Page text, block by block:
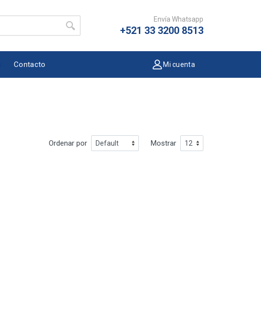
Envía Whatsapp
+521 33 3200 8513
Contacto Mi cuenta
Ordenar por Mostrar